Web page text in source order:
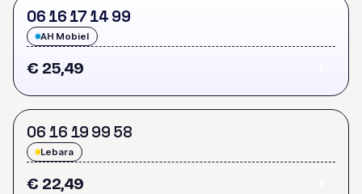
06 16 17 14 99
AH Mobiel
€ 25,49
06 16 19 99 58
Lebara
€ 22,49